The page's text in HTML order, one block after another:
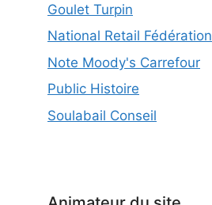
Goulet Turpin
National Retail Fédération
Note Moody's Carrefour
Public Histoire
Soulabail Conseil